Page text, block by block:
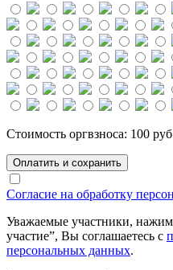
Стоимость оргвзноса: 100
Оплатить и сохранить
Согласие на обработку
Уважаемые участники,
участие”, Вы соглашаетесь с
персональных данных.